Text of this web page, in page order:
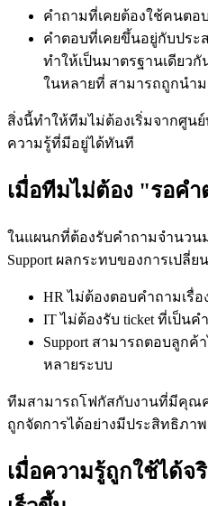
คำถามที่เคยต้องใช้คนต
คำตอบที่เคยขึ้นอยู่กับปร
ทำให้เป็นมาตรฐานเดียว
ในหลายที่ สามารถถูกนำม
สิ่งนี้ทำให้ทีมไม่ต้องเริ่มจากศูน
ความรู้ที่มีอยู่ได้ทันที
เมื่อทีมไม่ต้อง "รอค
ในแผนกที่ต้องรับคำถามจำนวนม
Support ผลกระทบของการเปลี่
HR ไม่ต้องตอบคำถามเรื่อ
IT ไม่ต้องรับ ticket ที่เป็น
Support สามารถตอบลูกค้
หลายระบบ
ทีมสามารถโฟกัสกับงานที่มีคุณ
ถูกจัดการได้อย่างมีประสิทธิภาพ
เมื่อความรู้ถูกใช้ได้จ